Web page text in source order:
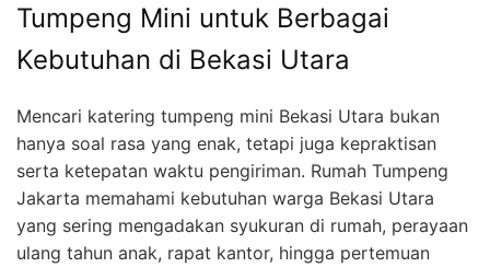
Tumpeng Mini untuk Berbagai
Kebutuhan di Bekasi Utara
Mencari katering tumpeng mini Bekasi Utara bukan
hanya soal rasa yang enak, tetapi juga kepraktisan
serta ketepatan waktu pengiriman. Rumah Tumpeng
Jakarta memahami kebutuhan warga Bekasi Utara
yang sering mengadakan syukuran di rumah, perayaan
ulang tahun anak, rapat kantor, hingga pertemuan